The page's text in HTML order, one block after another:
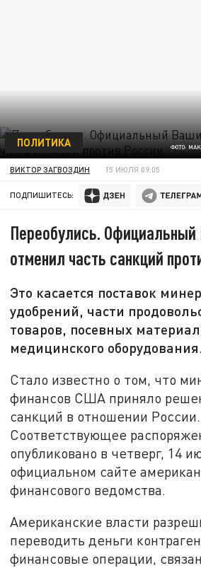
ФОТО:
ПОЛИТИКА
ВИКТОР ЗАГВОЗДИН 15 ИЮЛЯ 09:05
ПОДПИШИТЕСЬ:
Переобулись. Официальный
отменил часть санкций
Это касается поставок
удобрений, части
товаров, посевных
медицинского оборудования.
Стало известно о том, что
финансов США приняло
санкций в отношении России.
Соответствующее
опубликовано в четверг, 14
официальном сайте
финансового ведомства.
Американские власти
переводить деньги
финансовые операции,